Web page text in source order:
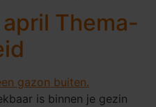
Thema-
is binnen je gezin